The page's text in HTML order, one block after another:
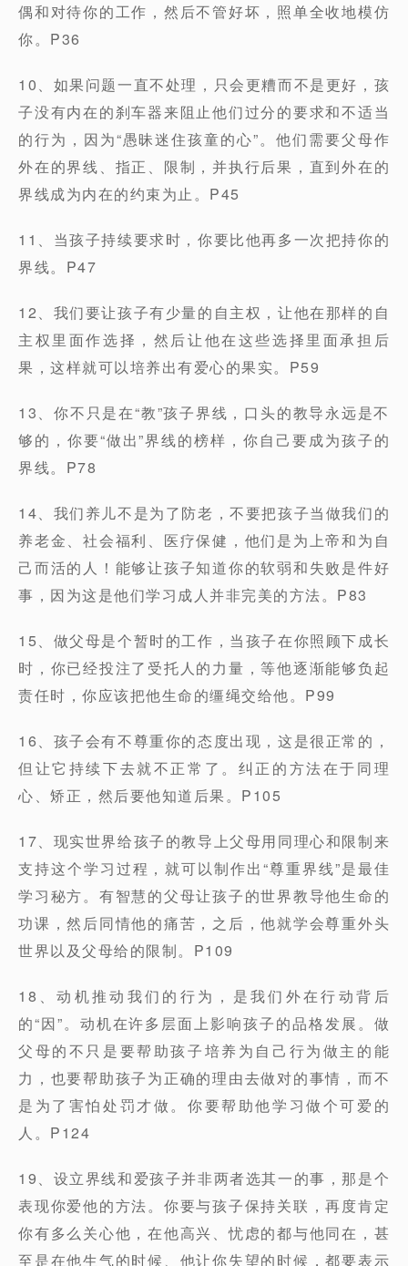
偶和对待你的工作，然后不管好坏，照单全收地模仿
你。P36
10、如果问题一直不处理，只会更糟而不是更好，孩
子没有内在的刹车器来阻止他们过分的要求和不适当
的行为，因为“愚昧迷住孩童的心”。他们需要父母作
外在的界线、指正、限制，并执行后果，直到外在的
界线成为内在的约束为止。P45
11、当孩子持续要求时，你要比他再多一次把持你的
界线。P47
12、我们要让孩子有少量的自主权，让他在那样的自
主权里面作选择，然后让他在这些选择里面承担后
果，这样就可以培养出有爱心的果实。P59
13、你不只是在“教”孩子界线，口头的教导永远是不
够的，你要“做出”界线的榜样，你自己要成为孩子的
界线。P78
14、我们养儿不是为了防老，不要把孩子当做我们的
养老金、社会福利、医疗保健，他们是为上帝和为自
己而活的人！能够让孩子知道你的软弱和失败是件好
事，因为这是他们学习成人并非完美的方法。P83
15、做父母是个暂时的工作，当孩子在你照顾下成长
时，你已经投注了受托人的力量，等他逐渐能够负起
责任时，你应该把他生命的缰绳交给他。P99
16、孩子会有不尊重你的态度出现，这是很正常的，
但让它持续下去就不正常了。纠正的方法在于同理
心、矫正，然后要他知道后果。P105
17、现实世界给孩子的教导上父母用同理心和限制来
支持这个学习过程，就可以制作出“尊重界线”是最佳
学习秘方。有智慧的父母让孩子的世界教导他生命的
功课，然后同情他的痛苦，之后，他就学会尊重外头
世界以及父母给的限制。P109
18、动机推动我们的行为，是我们外在行动背后
的“因”。动机在许多层面上影响孩子的品格发展。做
父母的不只是要帮助孩子培养为自己行为做主的能
力，也要帮助孩子为正确的理由去做对的事情，而不
是为了害怕处罚才做。你要帮助他学习做个可爱的
人。P124
19、设立界线和爱孩子并非两者选其一的事，那是个
表现你爱他的方法。你要与孩子保持关联，再度肯定
你有多么关心他，在他高兴、忧虑的都与他同在，甚
至是在他生气的时候、他让你失望的时候，都要表示